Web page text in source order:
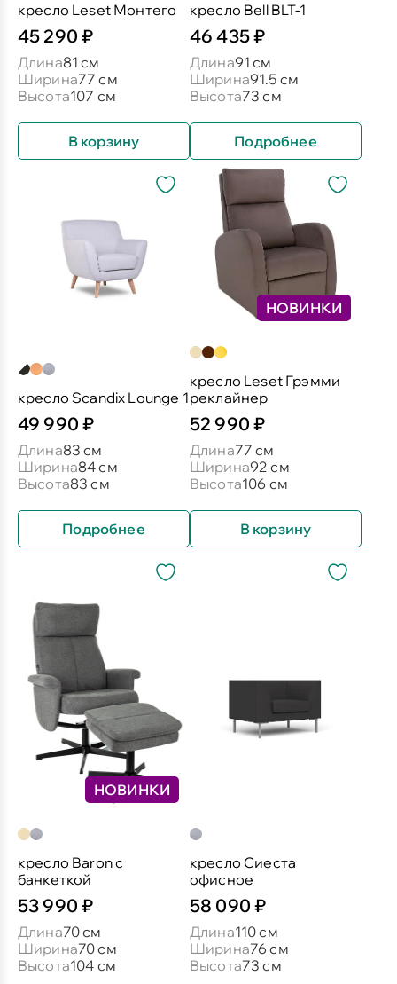
кресло Leset Монтего
45 290 ₽
Длина81 см
Ширина77 см
Высота107 см
В корзину
кресло Bell BLT-1
46 435 ₽
Длина91 см
Ширина91.5 см
Высота73 см
Подробнее
кресло Scandix Lounge 1
49 990 ₽
Длина83 см
Ширина84 см
Высота83 см
Подробнее
НОВИНКИ
кресло Leset Грэмми
реклайнер
52 990 ₽
Длина77 см
Ширина92 см
Высота106 см
В корзину
НОВИНКИ
кресло Baron c
банкеткой
53 990 ₽
Длина70 см
Ширина70 см
Высота104 см
кресло Сиеста
офисное
58 090 ₽
Длина110 см
Ширина76 см
Высота73 см